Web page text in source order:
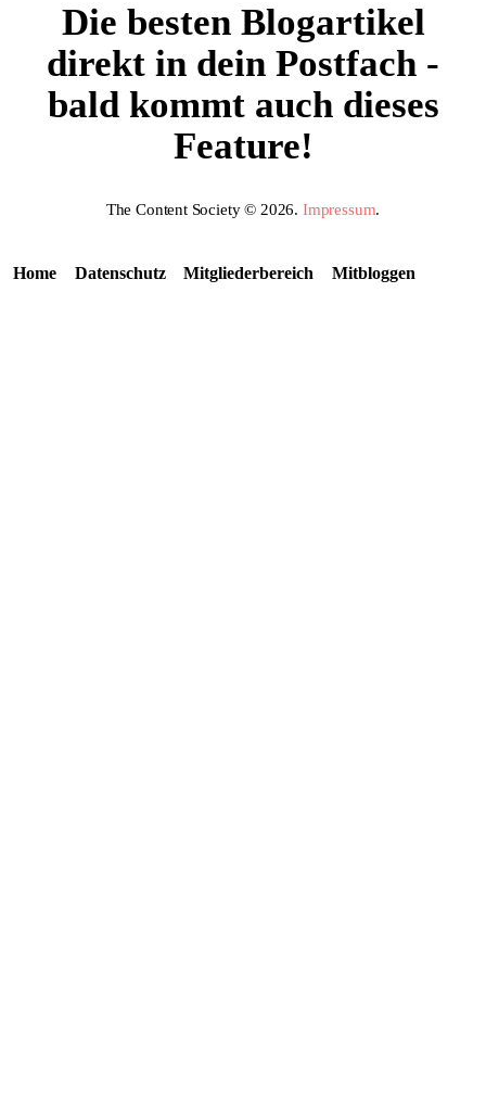
Die besten Blogartikel
direkt in dein Postfach -
bald kommt auch dieses
Feature!
The Content Society © 2026. Impressum.
Home Datenschutz Mitgliederbereich Mitbloggen